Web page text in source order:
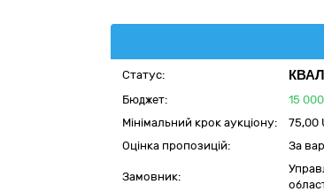
Статус:
Бюджет: 15
Мінімальний крок аукціону:
75,00
Оцінка пропозицій:
За
Замовник: